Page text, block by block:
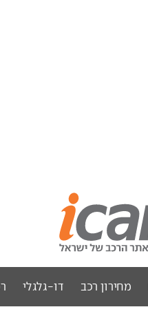
מחירון רכב דו-גלגלי